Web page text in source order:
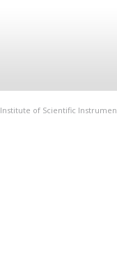
Institute of Scientific